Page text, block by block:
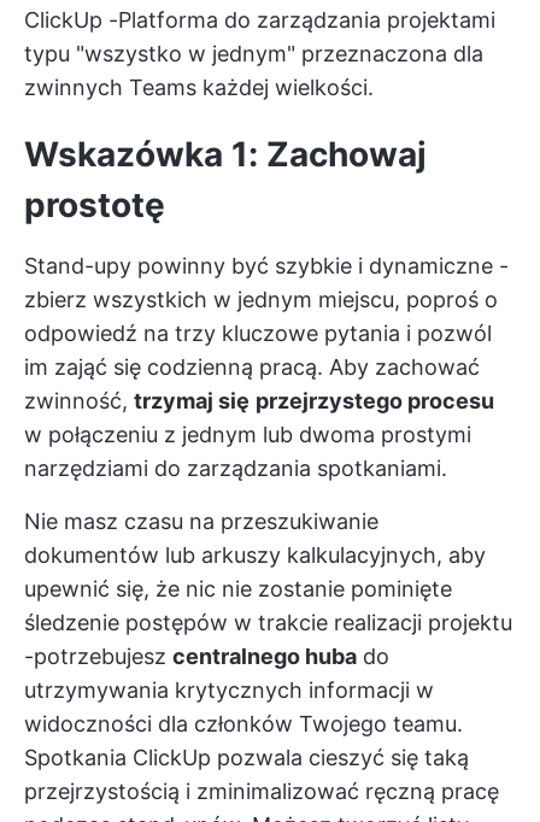
ClickUp -Platforma do zarządzania projektami
typu "wszystko w jednym" przeznaczona dla
zwinnych Teams każdej wielkości.
Wskazówka 1: Zachowaj
prostotę
Stand-upy powinny być szybkie i dynamiczne -
zbierz wszystkich w jednym miejscu, poproś o
odpowiedź na trzy kluczowe pytania i pozwól
im zająć się codzienną pracą. Aby zachować
zwinność, trzymaj się przejrzystego procesu
w połączeniu z jednym lub dwoma prostymi
narzędziami do zarządzania spotkaniami.
Nie masz czasu na przeszukiwanie
dokumentów lub arkuszy kalkulacyjnych, aby
upewnić się, że nic nie zostanie pominięte
śledzenie postępów w trakcie realizacji projektu
-potrzebujesz centralnego huba do
utrzymywania krytycznych informacji w
widoczności dla członków Twojego teamu.
Spotkania ClickUp pozwala cieszyć się taką
przejrzystością i zminimalizować ręczną pracę